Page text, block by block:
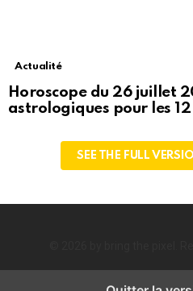
Actualité
Horoscope du 26 juillet
astrologiques pour les
SEE THE FULL